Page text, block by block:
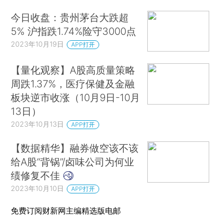
今日收盘：贵州茅台大跌超
5% 沪指跌1.74%险守3000点
2023年10月19日 APP打开
【量化观察】A股高质量策略
周跌1.37%，医疗保健及金融
板块逆市收涨（10月9日-10月
13日）
2023年10月13日 APP打开
【数据精华】融券做空该不该
给A股“背锅”/卤味公司为何业
绩修复不佳
2023年10月10日 APP打开
免费订阅财新网主编精选版电邮